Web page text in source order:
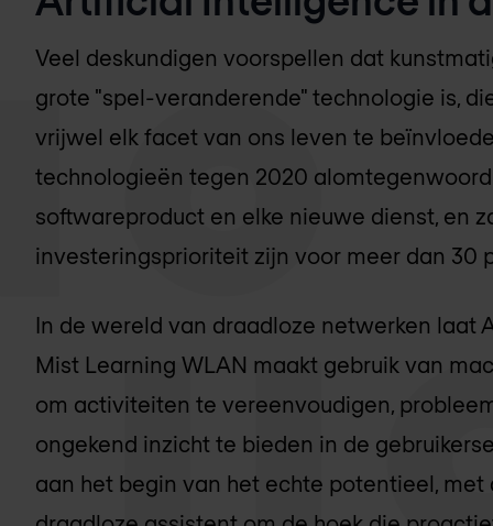
Veel deskundigen voorspellen dat
grote "spel-veranderende" technologie is,
vrijwel elk facet van ons leven te
technologieën tegen 2020
softwareproduct en elke nieuwe dienst, en
investeringsprioriteit zijn voor meer dan 30
In de wereld van draadloze netwerken laat
Mist Learning WLAN maakt gebruik van
om activiteiten te vereenvoudigen,
ongekend inzicht te bieden in de
aan het begin van het echte potentieel,